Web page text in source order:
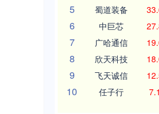
5 蜀道装备
6 中巨芯
7 广哈通信
8 欣天科技
9 飞天诚信
10 任子行